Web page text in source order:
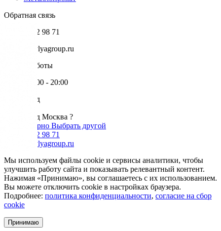
Обратная связь
+7 985 002 98 71
info@krovlyagroup.ru
Режим работы
Пн-Пт: 9:00 - 20:00
Ваш город
Ваш город Москва ?
Да, все верно Выбрать другой
+7 985 002 98 71
info@krovlyagroup.ru
Мы используем файлы cookie и сервисы аналитики, чтобы
улучшить работу сайта и показывать релевантный контент.
Нажимая «Принимаю», вы соглашаетесь с их использованием.
Вы можете отключить cookie в настройках браузера.
Подробнее: политика конфиденциальности, согласие на сбор
cookie
Принимаю